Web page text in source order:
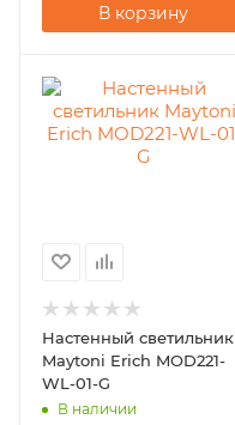
В корзину
Настенный светильник
Maytoni Erich MOD221-
WL-01-G
В наличии